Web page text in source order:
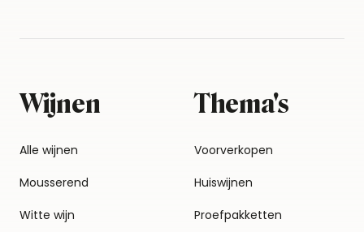
Wijnen
Alle wijnen
Mousserend
Witte wijn
Thema's
Voorverkopen
Huiswijnen
Proefpakketten